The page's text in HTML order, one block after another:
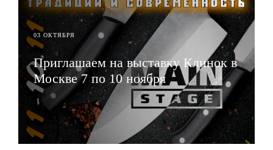
03 ОКТЯБРЯ
Приглашаем на выставку Клинок в
Москве 7 по 10 ноября
ЧИТАТЬ